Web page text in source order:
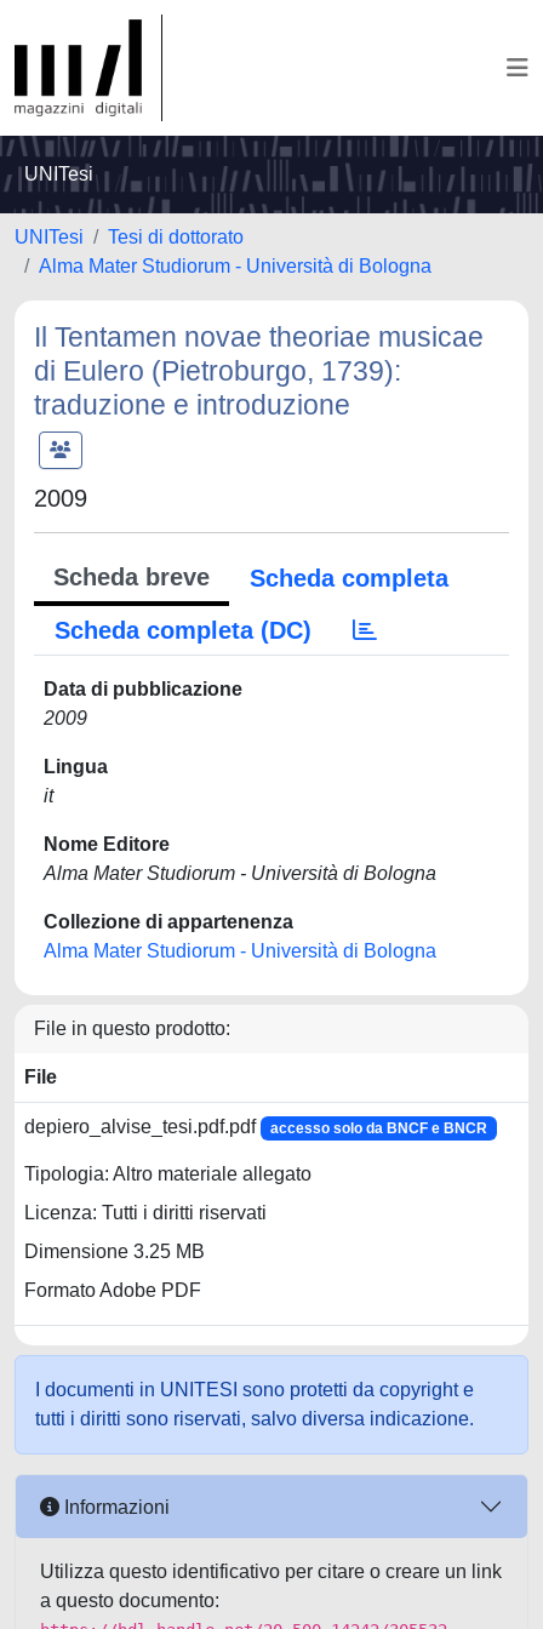
UNITesi
UNITesi
Tesi di dottorato
Alma Mater Studiorum - Università di Bologna
Il Tentamen novae theoriae musicae
di Eulero (Pietroburgo, 1739):
traduzione e introduzione
2009
Scheda breve
Scheda completa
Scheda completa (DC)
Data di pubblicazione
2009
Lingua
it
Nome Editore
Alma Mater Studiorum - Università di Bologna
Collezione di appartenenza
Alma Mater Studiorum - Università di Bologna
File in questo prodotto:
File
depiero_alvise_tesi.pdf.pdf accesso solo da BNCF e BNCR
Tipologia: Altro materiale allegato
Licenza: Tutti i diritti riservati
Dimensione 3.25 MB
Formato Adobe PDF
I documenti in UNITESI sono protetti da copyright e
tutti i diritti sono riservati, salvo diversa indicazione.
Informazioni
Utilizza questo identificativo per citare o creare un link
a questo documento: